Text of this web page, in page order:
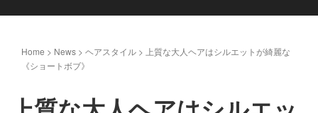
Home > News > ヘアスタイル > 上質な大人ヘアはシルエットが綺麗な
《ショートボブ》